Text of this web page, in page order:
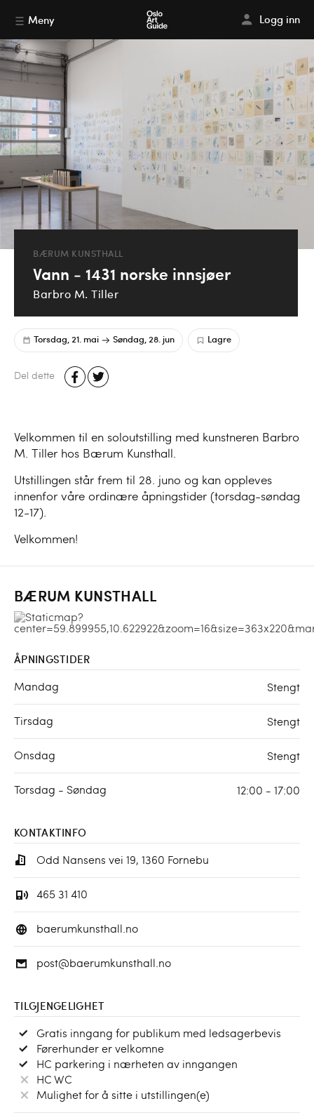
Meny Logg inn
BÆRUM KUNSTHALL
Vann - 1431 norske innsjøer
Barbro M. Tiller
Torsdag, 21. mai Søndag, 28. jun Lagre
Del dette
Velkommen til en soloutstilling med kunstneren Barbro
M. Tiller hos Bærum Kunsthall.
Utstillingen står frem til 28. juno og kan oppleves
innenfor våre ordinære åpningstider (torsdag-søndag
12-17).
Velkommen!
BÆRUM KUNSTHALL
ÅPNINGSTIDER
Mandag Stengt
Tirsdag Stengt
Onsdag Stengt
Torsdag - Søndag 12:00 - 17:00
KONTAKTINFO
Odd Nansens vei 19, 1360 Fornebu
465 31 410
baerumkunsthall.no
post@baerumkunsthall.no
TILGJENGELIGHET
Gratis inngang for publikum med ledsagerbevis
Førerhunder er velkomne
HC parkering i nærheten av inngangen
HC WC
Mulighet for å sitte i utstillingen(e)